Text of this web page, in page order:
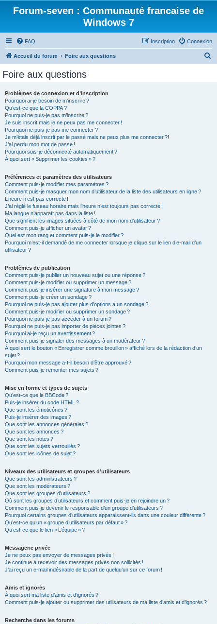
Forum-seven : Communauté francaise de
Windows 7
FAQ Connexion
Inscription
Accueil du forum Foire aux questions
Foire aux questions
Problèmes de connexion et d’inscription
Pourquoi ai-je besoin de m’inscrire ?
Qu’est-ce que la COPPA ?
Pourquoi ne puis-je pas m’inscrire ?
Je suis inscrit mais je ne peux pas me connecter !
Pourquoi ne puis-je pas me connecter ?
Je m’étais déjà inscrit par le passé mais ne peux plus me connecter ?!
J’ai perdu mon mot de passe !
Pourquoi suis-je déconnecté automatiquement ?
À quoi sert « Supprimer les cookies » ?
Préférences et paramètres des utilisateurs
Comment puis-je modifier mes paramètres ?
Comment puis-je masquer mon nom d’utilisateur de la liste des utilisateurs en ligne ?
L’heure n’est pas correcte !
J’ai réglé le fuseau horaire mais l’heure n’est toujours pas correcte !
Ma langue n’apparaît pas dans la liste !
Que signifient les images situées à côté de mon nom d’utilisateur ?
Comment puis-je afficher un avatar ?
Quel est mon rang et comment puis-je le modifier ?
Pourquoi m’est-il demandé de me connecter lorsque je clique sur le lien d’e-mail d’un
utilisateur ?
Problèmes de publication
Comment puis-je publier un nouveau sujet ou une réponse ?
Comment puis-je modifier ou supprimer un message ?
Comment puis-je insérer une signature à mon message ?
Comment puis-je créer un sondage ?
Pourquoi ne puis-je pas ajouter plus d’options à un sondage ?
Comment puis-je modifier ou supprimer un sondage ?
Pourquoi ne puis-je pas accéder à un forum ?
Pourquoi ne puis-je pas importer de pièces jointes ?
Pourquoi ai-je reçu un avertissement ?
Comment puis-je signaler des messages à un modérateur ?
À quoi sert le bouton « Enregistrer comme brouillon » affiché lors de la rédaction d’un
sujet ?
Pourquoi mon message a-t-il besoin d’être approuvé ?
Comment puis-je remonter mes sujets ?
Mise en forme et types de sujets
Qu’est-ce que le BBCode ?
Puis-je insérer du code HTML ?
Que sont les émoticônes ?
Puis-je insérer des images ?
Que sont les annonces générales ?
Que sont les annonces ?
Que sont les notes ?
Que sont les sujets verrouillés ?
Que sont les icônes de sujet ?
Niveaux des utilisateurs et groupes d’utilisateurs
Que sont les administrateurs ?
Que sont les modérateurs ?
Que sont les groupes d’utilisateurs ?
Où sont les groupes d’utilisateurs et comment puis-je en rejoindre un ?
Comment puis-je devenir le responsable d’un groupe d’utilisateurs ?
Pourquoi certains groupes d’utilisateurs apparaissent-ils dans une couleur différente ?
Qu’est-ce qu’un « groupe d’utilisateurs par défaut » ?
Qu’est-ce que le lien « L’équipe » ?
Messagerie privée
Je ne peux pas envoyer de messages privés !
Je continue à recevoir des messages privés non sollicités !
J’ai reçu un e-mail indésirable de la part de quelqu’un sur ce forum !
Amis et ignorés
À quoi sert ma liste d’amis et d’ignorés ?
Comment puis-je ajouter ou supprimer des utilisateurs de ma liste d’amis et d’ignorés ?
Recherche dans les forums